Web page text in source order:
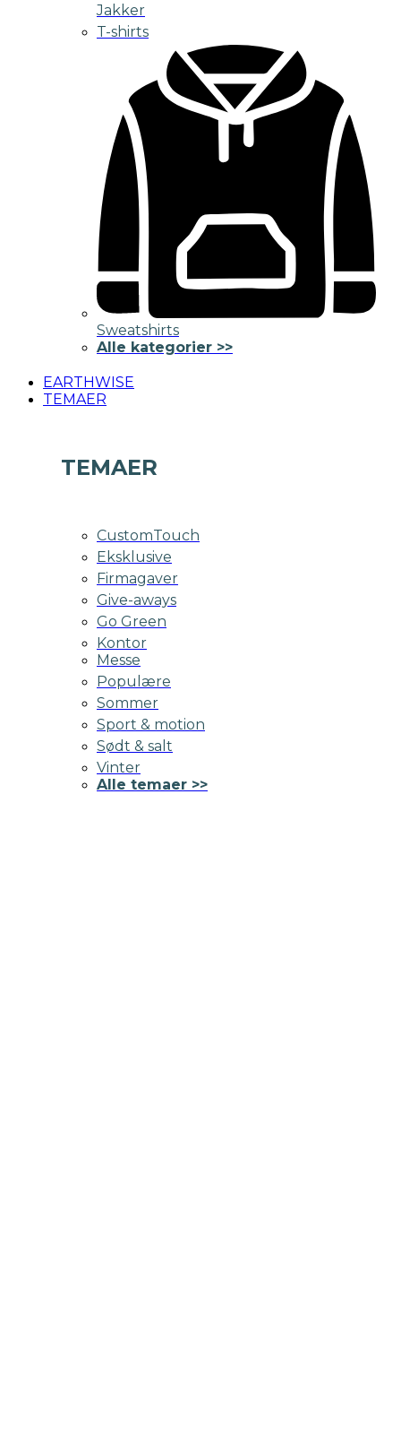
Jakker
T-shirts
Sweatshirts
Alle kategorier >>
EARTHWISE
TEMAER
TEMAER
CustomTouch
Eksklusive
Firmagaver
Give-aways
Go Green
Kontor
Messe
Populære
Sommer
Sport & motion
Sødt & salt
Vinter
Alle temaer >>